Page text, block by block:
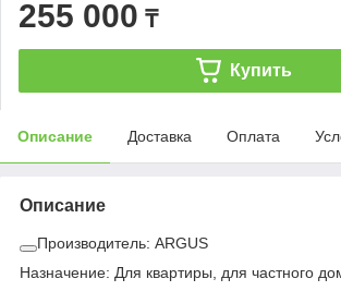
255 000 ₸
Купить
Описание Доставка Оплата
Описание
Производитель: ARGUS
Назначение: Для квартиры, для частного